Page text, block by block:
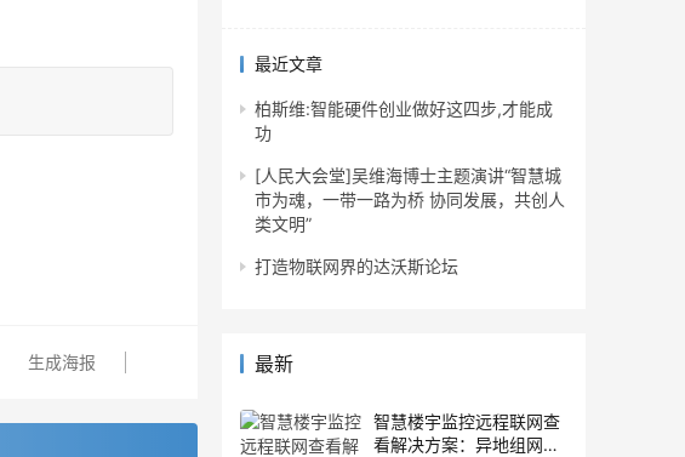
生成海报
最近文章
柏斯维:智能硬件创业做好这四步,才能成
功
[人民大会堂]吴维海博士主题演讲“智慧城
市为魂，一带一路为桥 协同发展，共创人
类文明”
打造物联网界的达沃斯论坛
最新
智慧楼宇监控远程联网查
看解决方案：异地组网解